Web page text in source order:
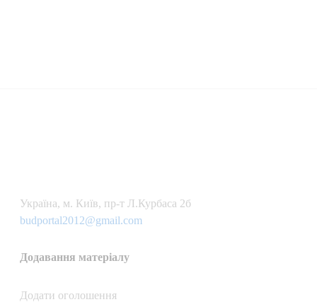
Українa, м. Київ, пр-т Л.Курбаса 2б
budportal2012@gmail.com
Додавання матеріалу
Додати oголошення